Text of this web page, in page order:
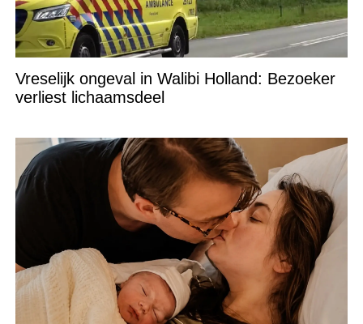
Vreselijk ongeval in Walibi Holland: Bezoeker
verliest lichaamsdeel